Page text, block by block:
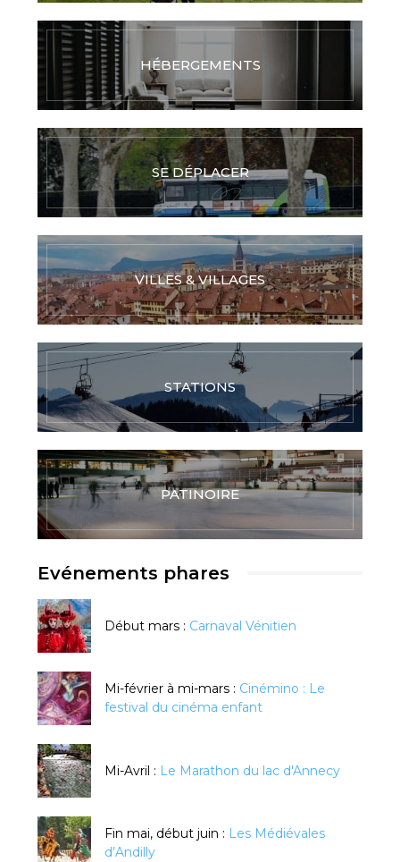
HÉBERGEMENTS
SE DÉPLACER
VILLES & VILLAGES
STATIONS
PATINOIRE
Evénements phares
Début mars : Carnaval Vénitien
Mi-février à mi-mars : Cinémino : Le
festival du cinéma enfant
Mi-Avril : Le Marathon du lac d'Annecy
Fin mai, début juin : Les Médiévales
d’Andilly